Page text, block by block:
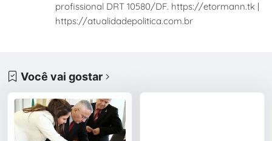
profissional DRT 10580/DF. https://etormann.tk |
https://atualidadepolitica.com.br
Você vai gostar